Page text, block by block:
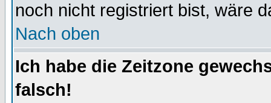
noch nicht registriert bist, wäre
Nach oben
Ich habe die Zeitzone
falsch!